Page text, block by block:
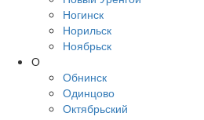
Ногинск
Норильск
Ноябрьск
О
Обнинск
Одинцово
Октябрьский